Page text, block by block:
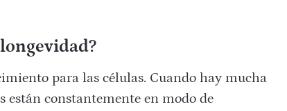
para las células. Cuando hay mucha
están constantemente en modo de